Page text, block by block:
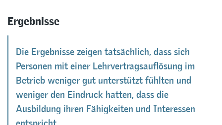
Ergebnisse
Die Ergebnisse zeigen tatsächlich, dass sich
Personen mit einer Lehrvertragsauflösung im
Betrieb weniger gut unterstützt fühlten und
weniger den Eindruck hatten, dass die
Ausbildung ihren Fähigkeiten und Interessen